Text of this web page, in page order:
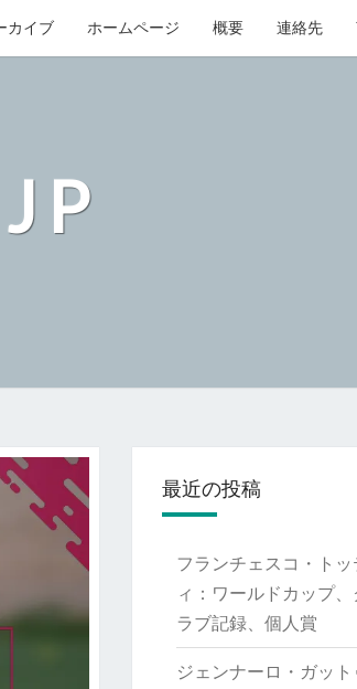
カイブ ホームページ 概要 連絡先
最近の投稿
フランチェスコ・トッ
ィ：ワールドカップ、
ラブ記録、個人賞
ジェンナーロ・ガット